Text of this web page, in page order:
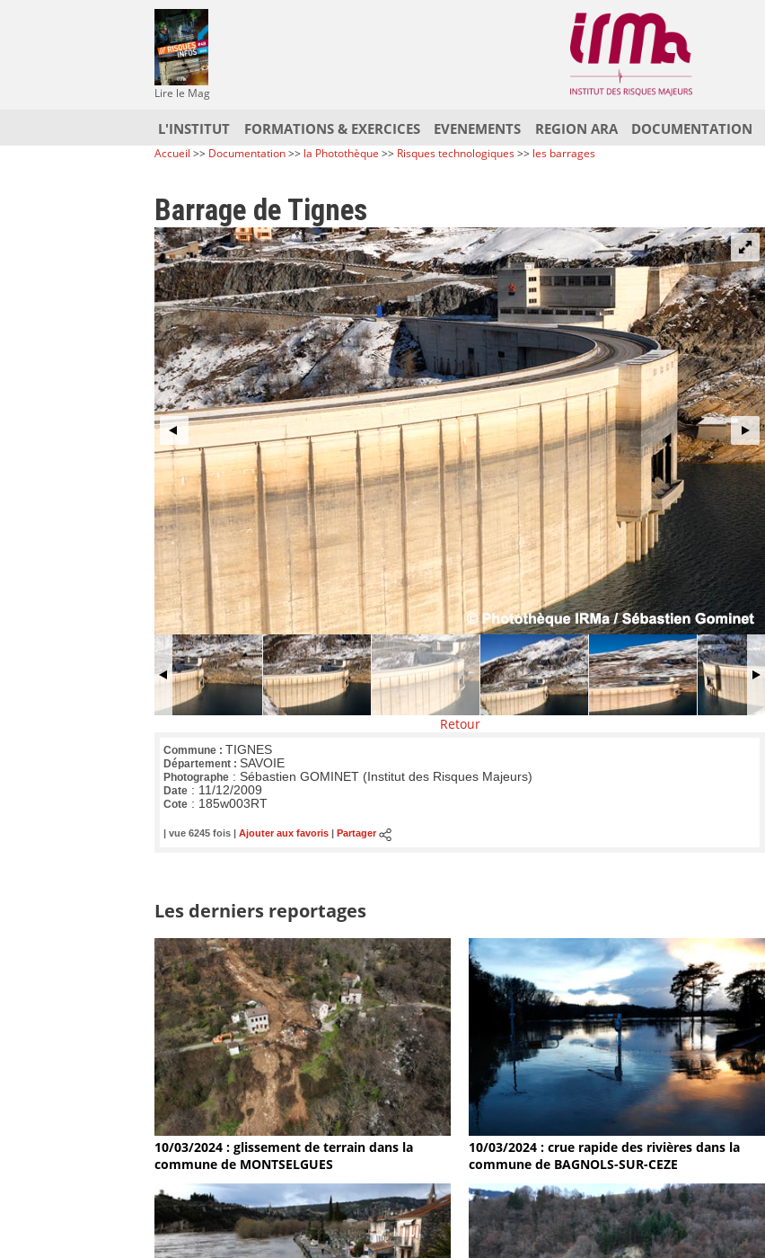
Lire le Mag
L'INSTITUT FORMATIONS & EXERCICES EVENEMENTS REGION ARA DOCUMENTATION
Accueil >> Documentation>> la Photothèque >> Risques technologiques>> les barrages
Barrage de Tignes
Retour
Commune : TIGNES
Département : SAVOIE
Photographe : Sébastien GOMINET (Institut des Risques Majeurs)
Date : 11/12/2009
Cote : 185w003RT
| vue 6245 fois | Ajouter aux favoris Partager
Les derniers reportages
10/03/2024 : glissement de terrain dans la
commune de MONTSELGUES
10/03/2024 : crue rapide des rivières dans la
commune de BAGNOLS-SUR-CEZE